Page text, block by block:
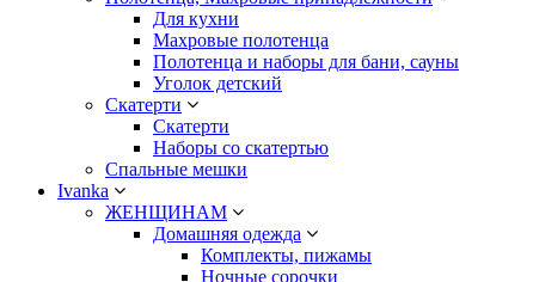
Для кухни
Махровые полотенца
Полотенца и наборы для бани, сауны
Уголок детский
Скатерти
Скатерти
Наборы со скатертью
Спальные мешки
Ivanka
ЖЕНЩИНАМ
Домашняя одежда
Комплекты, пижамы
Ночные сорочки